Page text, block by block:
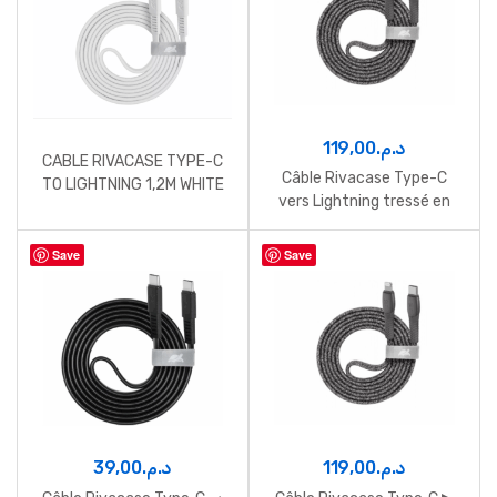
CABLE RIVACASE TYPE-C
TO LIGHTNING 1,2M WHITE
د.م.119,00
Câble Rivacase Type-C
vers Lightning tressé en
nylon 1,2 m gris
Save
د.م.39,00
Save
د.م.119,00